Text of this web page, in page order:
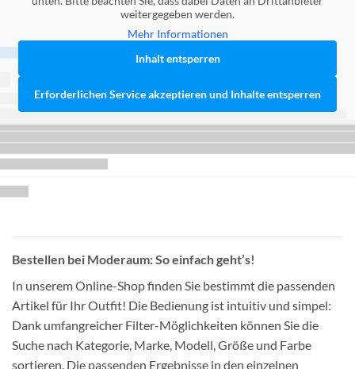
weitergegeben werden.
Mehr Informationen
Inhalt entsperren
Erforderlichen Service akzeptieren und Inhalte entsperren
Bestellen bei Moderaum: So einfach geht’s!
In unserem Online-Shop finden Sie bestimmt die passenden
Artikel für Ihr Outfit! Die Bedienung ist intuitiv und simpel:
Dank umfangreicher Filter-Möglichkeiten können Sie die
Suche nach Kategorie, Marke, Modell, Größe und Farbe
sortieren. Die passenden Ergebnisse in den einzelnen